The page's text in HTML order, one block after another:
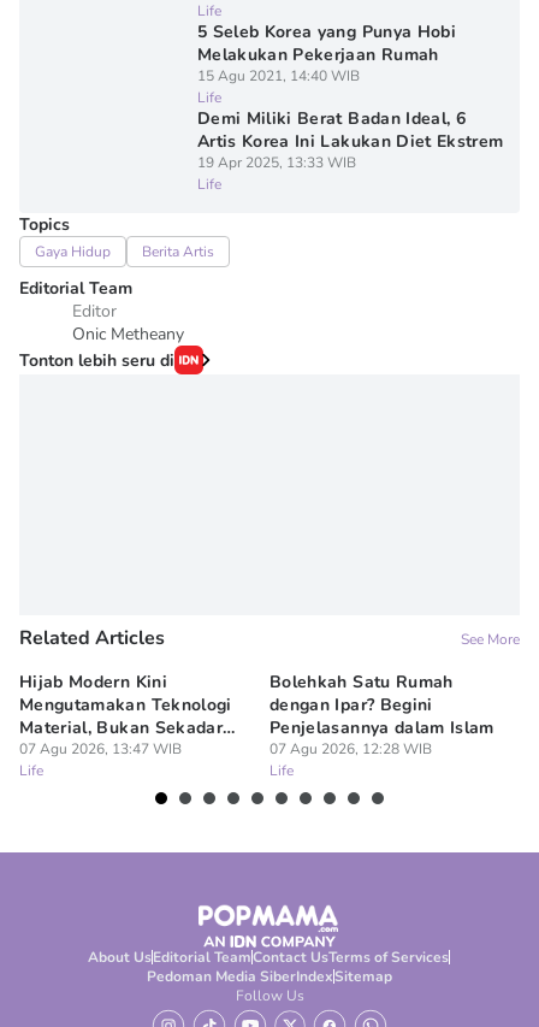
Life
5 Seleb Korea yang Punya Hobi
Melakukan Pekerjaan Rumah
15 Agu 2021, 14:40 WIB
Life
Demi Miliki Berat Badan Ideal, 6
Artis Korea Ini Lakukan Diet Ekstrem
19 Apr 2025, 13:33 WIB
Life
Topics
Gaya Hidup Berita Artis
Editorial Team
Editor
Onic Metheany
Tonton lebih seru di
Related Articles See More
Hijab Modern Kini
Mengutamakan Teknologi
Material, Bukan Sekadar
Model
07 Agu 2026, 13:47 WIB
Life
Bolehkah Satu Rumah
dengan Ipar? Begini
Penjelasannya dalam Islam
07 Agu 2026, 12:28 WIB
Life
About UsEditorial TeamContact UsTerms of Services
Pedoman Media SiberIndexSitemap
Follow Us